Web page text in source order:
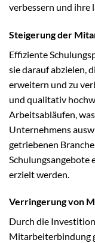
verbessern und ihre
Steigerung der
Effiziente
sie darauf abzielen,
erweitern und zu
und qualitativ
Arbeitsabläufen,
Unternehmens
getriebenen
erzielt werden.
Verringerung von
Durch die
Mitarbeiterbindung